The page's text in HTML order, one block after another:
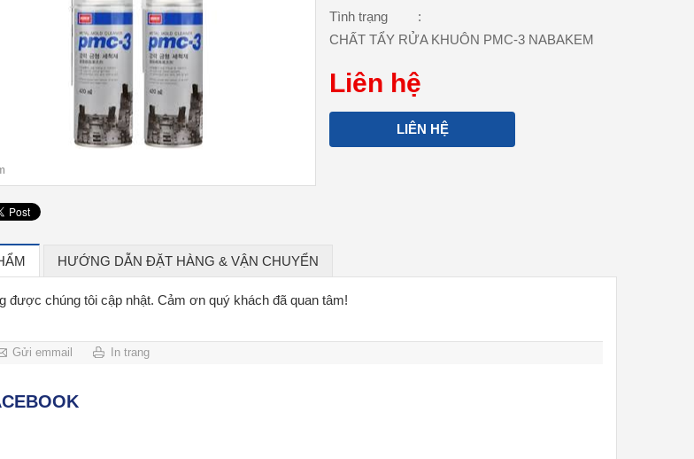
Tình trạng
:
CHẤT TẨY RỬA KHUÔN PMC-3 NABAKEM
Liên hệ
LIÊN HỆ
HƯỚNG DẪN ĐẶT HÀNG & VẬN CHUYỂN
được chúng tôi cập nhật. Cảm ơn quý khách đã quan tâm!
Gửi emmail In trang